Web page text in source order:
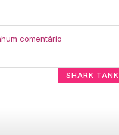
comentário
SHARK TANK